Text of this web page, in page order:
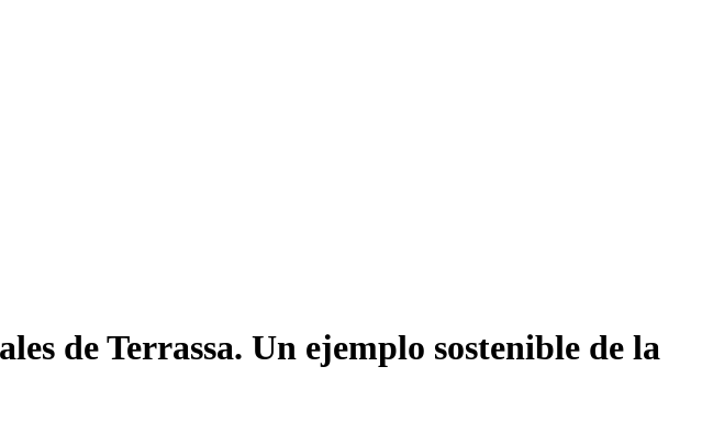
de Terrassa. Un ejemplo sostenible de la